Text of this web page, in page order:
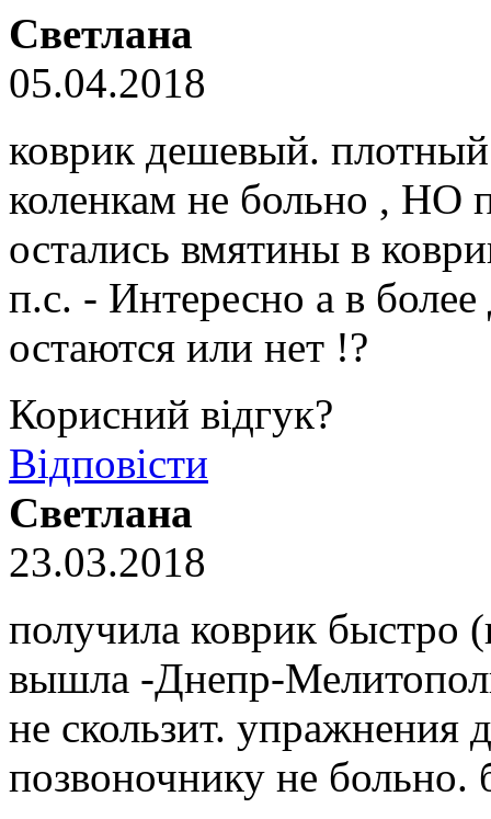
Светлана
05.04.2018
коврик дешевый.
коленкам не больно , НО
остались вмятины в
п.с. - Интересно а в
остаются или нет !?
Корисний відгук?
Відповісти
Светлана
23.03.2018
получила коврик быстро
вышла -Днепр-
не скользит. упражнения
позвоночнику не